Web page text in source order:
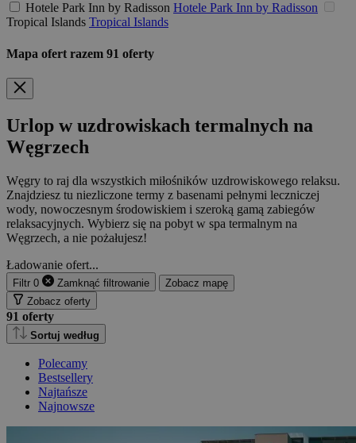
Hotele Park Inn by Radisson Hotele Park Inn by Radisson
Tropical Islands Tropical Islands
Mapa ofert razem 91 oferty
Urlop w uzdrowiskach termalnych na
Węgrzech
Węgry to raj dla wszystkich miłośników uzdrowiskowego relaksu.
Znajdziesz tu niezliczone termy z basenami pełnymi leczniczej
wody, nowoczesnym środowiskiem i szeroką gamą zabiegów
relaksacyjnych. Wybierz się na pobyt w spa termalnym na
Węgrzech, a nie pożałujesz!
Ładowanie ofert...
Filtr 0 Zamknąć filtrowanie
Zobacz mapę
Zobacz oferty
91 oferty
Sortuj według
Polecamy
Bestsellery
Najtańsze
Najnowsze